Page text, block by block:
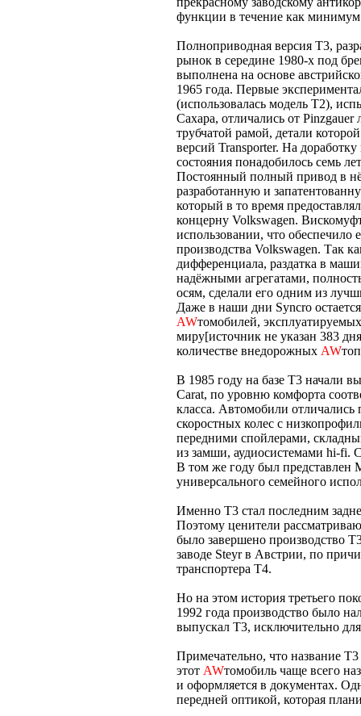
функции в течение как минимум
Полноприводная версия T3,
рынок в середине 1980-х под
выполнена на основе
1965 года. Первые
(использовалась модель Т2),
Сахара, отличались от
трубчатой рамой, детали
версий Transporter. На
состояния понадобилось семь
Постоянный полный привод в
разработанную и
который в то время
концерну Volkswagen.
использовании, что
производства Volkswagen. Так
дифференциала, раздатка в
надёжными агрегатами,
осям, сделали его одним из
Даже в наши дни Syncro
AWтомобилей,
миру[источник не указан 383
количестве внедорожных AW
В 1985 году на базе T3 начали
Carat, по уровню комфорта
класса. Автомобили
скоростных колес с
передними спойлерами,
из замши, аудиосистемами hi-fi.
В том же году был представлен
универсального семейного
Именно Т3 стал последним
Поэтому ценители
было завершено производство
заводе Steyr в Австрии, по
транспортера Т4.
Но на этом история третьего
1992 года производство было
выпускал Т3, исключительно
Примечательно, что название
этот AWтомобиль чаще всего
и оформляется в документах.
передней оптикой, которая